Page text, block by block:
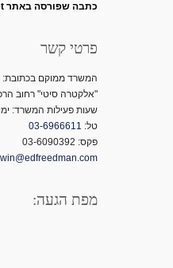
כתבה שפורסה באתר ynet כלכלה ביום 13.05.2014.
פרטי קשר
המשרד ממוקם בכתובת:
"אלקטרה סיטי" רחוב הרכבת 58, תל אביב,
שעות פעילות המשרד: ימים א'-ה'
טל: 03-6966611
פקס: 03-6090392
מפת הגעה: